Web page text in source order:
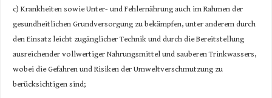
c) Krankheiten sowie Unter- und Fehlernährung auch im Rahmen der
gesundheitlichen Grundversorgung zu bekämpfen, unter anderem durch
den Einsatz leicht zugänglicher Technik und durch die Bereitstellung
ausreichender vollwertiger Nahrungsmittel und sauberen Trinkwassers,
wobei die Gefahren und Risiken der Umweltverschmutzung zu
berücksichtigen sind;